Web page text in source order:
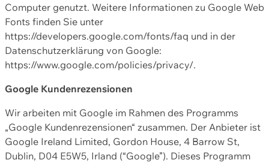
Computer genutzt. Weitere Informationen zu Google Web
Fonts finden Sie unter
https://developers.google.com/fonts/faq und in der
Datenschutzerklärung von Google:
https://www.google.com/policies/privacy/.
Google Kundenrezensionen
Wir arbeiten mit Google im Rahmen des Programms
„Google Kundenrezensionen“ zusammen. Der Anbieter ist
Google Ireland Limited, Gordon House, 4 Barrow St,
Dublin, D04 E5W5, Irland (“Google”). Dieses Programm